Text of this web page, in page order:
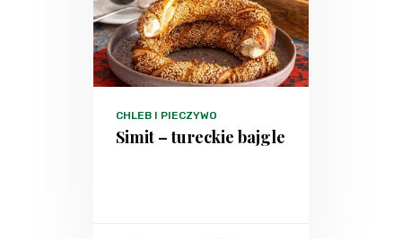
CHLEB I PIECZYWO
Simit – tureckie bajgle